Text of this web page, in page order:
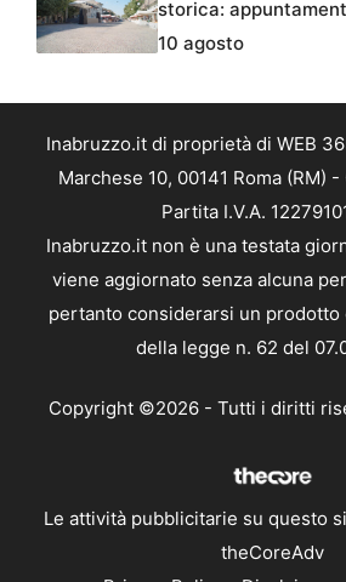
storica:
10 agosto
Inabruzzo.it di proprietà di WEB
Marchese 10, 00141 Roma (RM)
Partita I.V.A.
Inabruzzo.it non è una testata
viene aggiornato senza alcuna
pertanto considerarsi un prodotto
della legge n. 62 del
Copyright ©2026 - Tutti i diritti
Le attività pubblicitarie su questo
theCoreAdv